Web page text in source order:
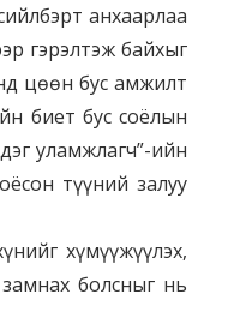
анхаарлаа
гэрэлтэж байхыг
цөөн бус амжилт
биет бус соёлын
уламжлагч”-ийн
түүний залуу
хүмүүжүүлэх,
болсныг нь